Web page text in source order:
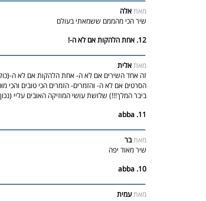
מאתאלה
שיר הכי מהממם ששמאתי בעולם
12. אחת הלהקות אם לא ה-!
מאתאלית
זה אחד השירים אם לא ה- אחת הלהקות אם לא ה-
הסרטים אם לא ה- והזמרים- הזמרים הכי טובים והכי
ביבר המלך!!!) שלושת עושי המוזיקה האובים עליי
11. abba
מאתבר
שיר מאוד יפה
10. abba
מאתעמית